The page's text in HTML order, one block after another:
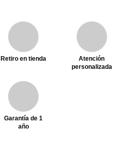
Retiro en tienda
Atención
personalizada
Garantía de 1
año